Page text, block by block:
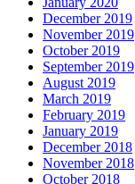
December 2019
November 2019
October 2019
September 2019
August 2019
March 2019
February 2019
January 2019
December 2018
November 2018
October 2018